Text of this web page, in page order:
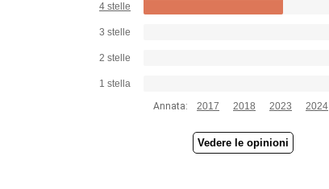
4 stelle
3 stelle
2 stelle
1 stella
Annata:
2017 2018 2023 2024
Vedere le opinioni